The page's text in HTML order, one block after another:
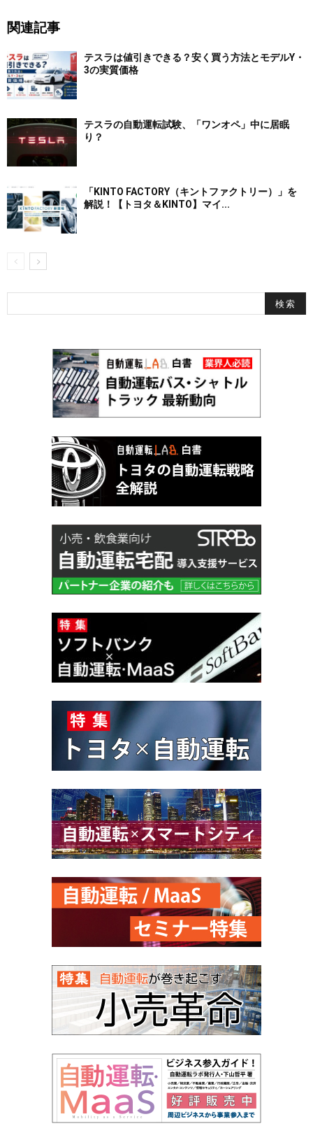
関連記事
テスラは値引きできる？安く買う方法とモデルY・
3の実質価格
テスラの自動運転試験、「ワンオペ」中に居眠
り？
「KINTO FACTORY（キントファクトリー）」を
解説！【トヨタ＆KINTO】マイ...